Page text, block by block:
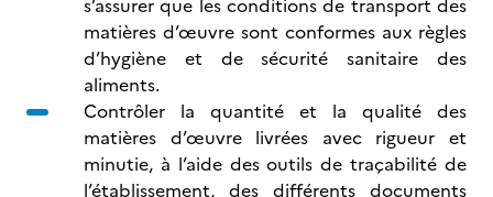
s’assurer que les conditions de transport des
matières d’œuvre sont conformes aux règles
d’hygiène et de sécurité sanitaire des
aliments.
Contrôler la quantité et la qualité des
matières d’œuvre livrées avec rigueur et
minutie, à l’aide des outils de traçabilité de
l’établissement, des différents documents